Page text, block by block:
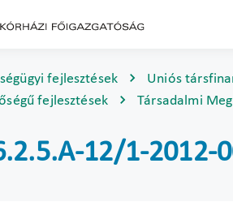
fejlesztések Uniós
fejlesztések
Társadalmi
12/1-2012-